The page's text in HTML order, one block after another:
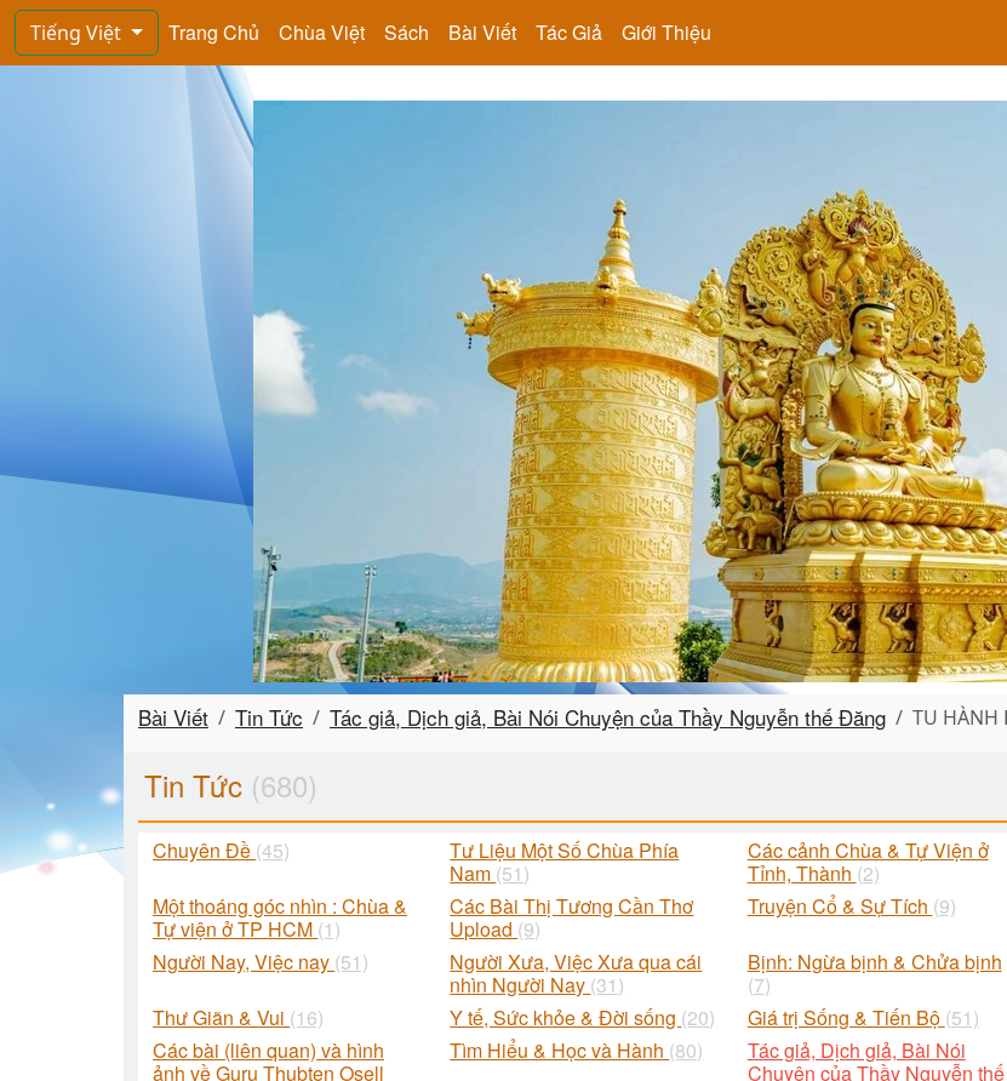
Tiếng Việt Trang Chủ Chùa Việt Sách Bài Viết Tác Giả Giới Thiệu
Bài Viết Tin Tức Tác giả, Dịch giả, Bài Nói Chuyện của Thầy Nguyễn thế Đăng TU HÀNH
Tin Tức (680)
Chuyên Đề (45)
Tư Liệu Một Số Chùa Phía
Nam (51)
Các cảnh Chùa & Tự Viện ở
Tỉnh, Thành (2)
Một thoáng góc nhìn : Chùa &
Tự viện ở TP HCM (1)
Các Bài Thị Tương Cần Thơ
Upload (9)
Truyện Cổ & Sự Tích (9)
Người Nay, Việc nay (51)
Người Xưa, Việc Xưa qua cái
nhìn Người Nay (31)
Bịnh: Ngừa bịnh & Chửa bịnh
(7)
Thư Giãn & Vui (16) Y tế, Sức khỏe & Đời sống (20) Giá trị Sống & Tiến Bộ (51)
Các bài (liên quan) và hình
ảnh về Guru Thubten Osell
Tìm Hiểu & Học và Hành (80)
Tác giả, Dịch giả, Bài Nói
Chuyện của Thầy Nguyễn thế